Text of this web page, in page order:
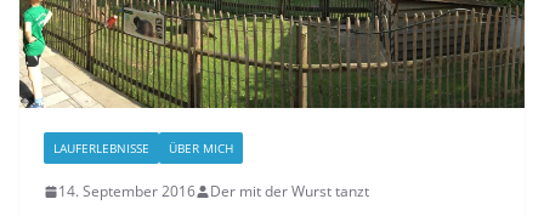
LAUFERLEBNISSE ÜBER MICH
14. September 2016 Der mit der Wurst tanzt